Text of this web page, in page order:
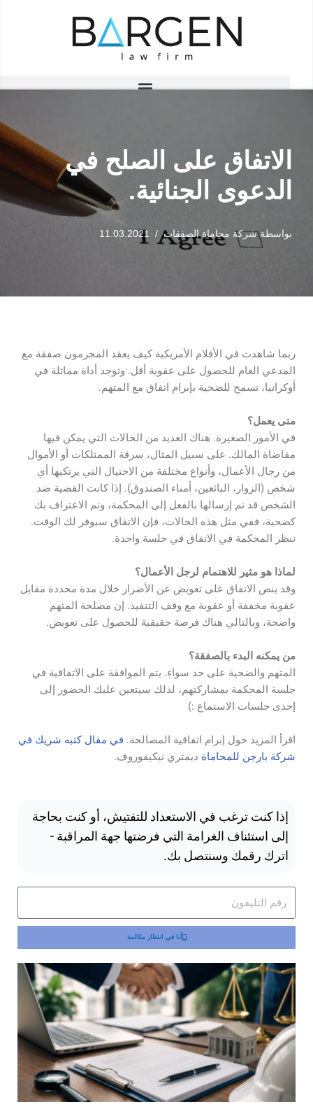
الاتفاق على الصلح في
الدعوى الجنائية.
بواسطةشركة محاماة الصفقات 11.03.2021
ربما شاهدت في الأفلام الأمريكية كيف يعقد المجرمون صفقة مع
المدعي العام للحصول على عقوبة أقل. وتوجد أداة مماثلة في
أوكرانيا، تسمح للضحية بإبرام اتفاق مع المتهم.
متى يعمل؟
في الأمور الصغيرة. هناك العديد من الحالات التي يمكن فيها
مقاضاة المالك. على سبيل المثال، سرقة الممتلكات أو الأموال
من رجال الأعمال، وأنواع مختلفة من الاحتيال التي يرتكبها أي
شخص (الزوار، البائعين، أمناء الصندوق). إذا كانت القضية ضد
الشخص قد تم إرسالها بالفعل إلى المحكمة، وتم الاعتراف بك
كضحية، ففي مثل هذه الحالات، فإن الاتفاق سيوفر لك الوقت.
تنظر المحكمة في الاتفاق في جلسة واحدة.
لماذا هو مثير للاهتمام لرجل الأعمال؟
وقد ينص الاتفاق على تعويض عن الأضرار خلال مدة محددة مقابل
عقوبة مخففة أو عقوبة مع وقف التنفيذ. إن مصلحة المتهم
واضحة، وبالتالي هناك فرصة حقيقية للحصول على تعويض.
من يمكنه البدء بالصفقة؟
المتهم والضحية على حد سواء. يتم الموافقة على الاتفاقية في
جلسة المحكمة بمشاركتهم، لذلك سيتعين عليك الحضور إلى
إحدى جلسات الاستماع :)
اقرأ المزيد حول إبرام اتفاقية المصالحة. في مقال كتبه شريك في
شركة بارجن للمحاماة ديمتري نيكيفوروف.
إذا كنت ترغب في الاستعداد للتفتيش، أو كنت بحاجة
إلى استئناف الغرامة التي فرضتها جهة المراقبة -
اترك رقمك وسنتصل بك.
أنا في انتظار مكالمة